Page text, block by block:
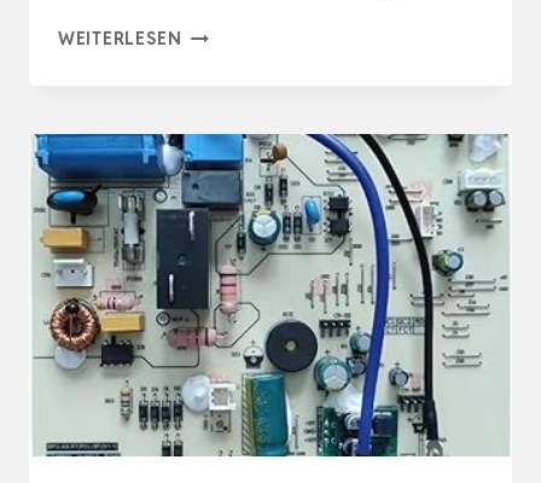
WEITERLESEN KLIMAANLAGEN-
FOR
MITSUBISHI,
SE76A895G01
SE76A895G02
PCB
DE00N300
STEUERPLATI…